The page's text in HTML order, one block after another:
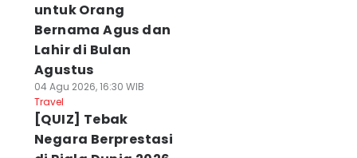
untuk Orang
Bernama Agus dan
Lahir di Bulan
Agustus
04 Agu 2026, 16:30 WIB
Travel
[QUIZ] Tebak
Negara Berprestasi